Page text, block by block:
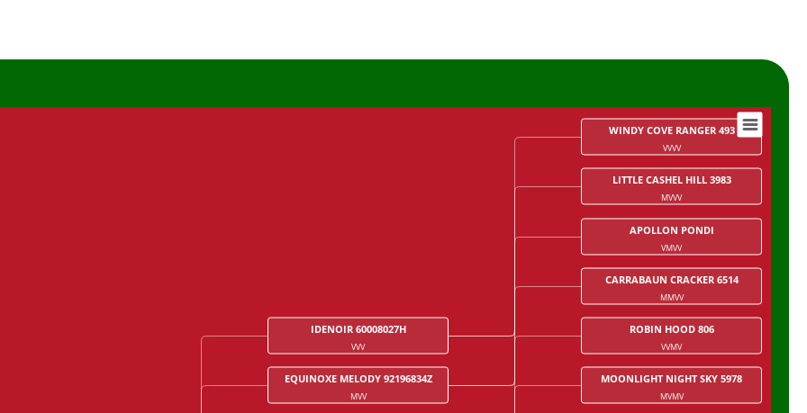
IDENOIR 60008027H
VVV
EQUINOXE MELODY 92196834Z
MVV
WINDY COVE RANGER 493
VVVV
LITTLE CASHEL HILL 3983
MVVV
APOLLON PONDI
VMVV
CARRABAUN CRACKER 6514
MMVV
ROBIN HOOD 806
VVMV
MOONLIGHT NIGHT SKY 5978
MVMV